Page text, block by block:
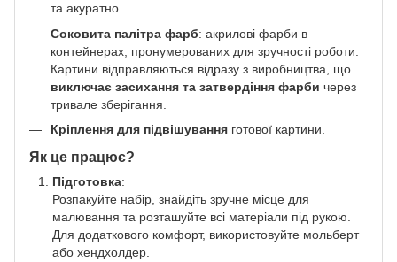
та акуратно.
Соковита палітра фарб: акрилові фарби в
контейнерах, пронумерованих для зручності роботи.
Картини відправляються відразу з виробництва, що
виключає засихання та затвердіння фарби через
тривале зберігання.
Кріплення для підвішування готової картини.
Як це працює?
Підготовка:
Розпакуйте набір, знайдіть зручне місце для
малювання та розташуйте всі матеріали під рукою.
Для додаткового комфорт, використовуйте мольберт
або хендхолдер.